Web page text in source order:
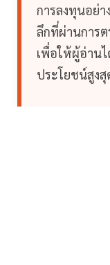
การลงทุนอย่า
ลึกที่ผ่านการ
เพื่อให้ผู้อ่าน
ประโยชน์สูง